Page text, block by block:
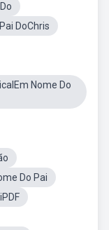
DoChris
Nome Do
Do Pai